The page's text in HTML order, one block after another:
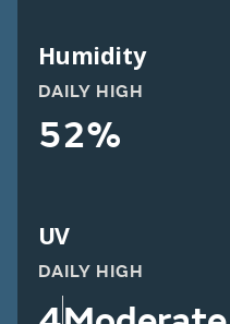
Humidity
DAILY HIGH
52%
UV
DAILY HIGH